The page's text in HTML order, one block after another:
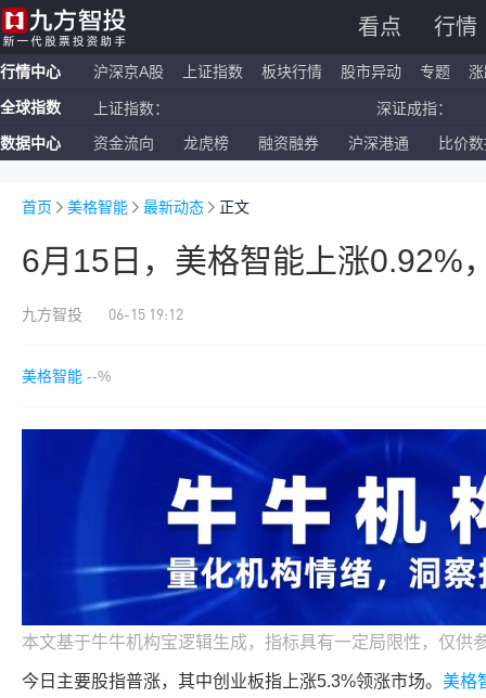
看点 行情
行情中心 沪深京A股 上证指数 板块行情 股市异动 专题
全球指数 上证指数： 深证成指：
恒生指数： 国企指数：
数据中心 资金流向 龙虎榜 融资融券 沪深港通 比价
首页 美格智能 最新动态 正文
6月15日，美格智能上涨0.92%
九方智投 06-15 19:12
美格智能 --%
本文基于牛牛机构宝逻辑生成，指标具有一定局限性，仅供
今日主要股指普涨，其中创业板指上涨5.3%领涨市场。 美格